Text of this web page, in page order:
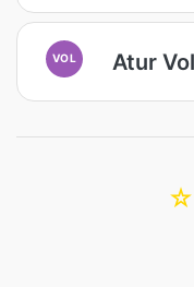
VOL Atur
☆